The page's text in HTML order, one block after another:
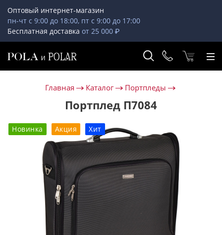
Оптовый интернет-магазин
пн-чт с 9:00 до 18:00, пт с 9:00 до 17:00
Бесплатная доставка от 25 000 ₽
Главная Каталог Портпледы
Портплед П7084
Новинка Акция Хит